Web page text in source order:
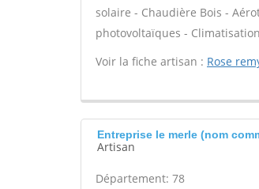
solaire - Chaudière Bois -
photovoltaïques -
Voir la fiche artisan : Rose
Entreprise le merle (nom
Artisan
Département: 78